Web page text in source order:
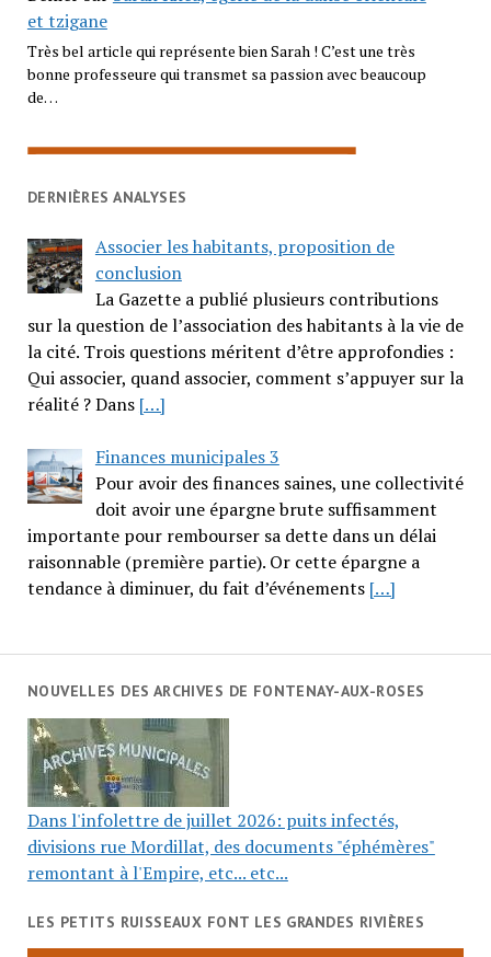
et tzigane
Très bel article qui représente bien Sarah ! C’est une très
bonne professeure qui transmet sa passion avec beaucoup
de…
DERNIÈRES ANALYSES
Associer les habitants, proposition de
conclusion
La Gazette a publié plusieurs contributions
sur la question de l’association des habitants à la vie de
la cité. Trois questions méritent d’être approfondies :
Qui associer, quand associer, comment s’appuyer sur la
réalité ? Dans […]
Finances municipales 3
Pour avoir des finances saines, une collectivité
doit avoir une épargne brute suffisamment
importante pour rembourser sa dette dans un délai
raisonnable (première partie). Or cette épargne a
tendance à diminuer, du fait d’événements […]
NOUVELLES DES ARCHIVES DE FONTENAY-AUX-ROSES
Dans l'infolettre de juillet 2026: puits infectés,
divisions rue Mordillat, des documents "éphémères"
remontant à l'Empire, etc... etc...
LES PETITS RUISSEAUX FONT LES GRANDES RIVIÈRES